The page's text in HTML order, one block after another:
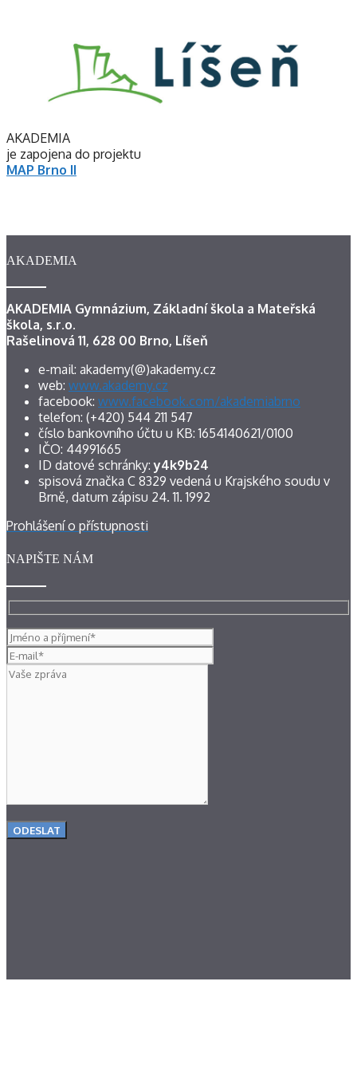
AKADEMIA
je zapojena do projektu
MAP Brno II
AKADEMIA
AKADEMIA Gymnázium, Základní škola a Mateřská
škola, s.r.o.
Rašelinová 11, 628 00 Brno, Líšeň
e-mail: akademy(@)akademy.cz
web: www.akademy.cz
facebook: www.facebook.com/akademiabrno
telefon: (+420) 544 211 547
číslo bankovního účtu u KB: 1654140621/0100
IČO: 44991665
ID datové schránky:y4k9b24
spisová značka C 8329 vedená u Krajského soudu v
Brně, datum zápisu 24. 11. 1992
Prohlášení o přístupnosti
NAPIŠTE NÁM